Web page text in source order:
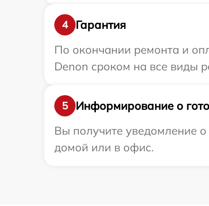
4
Гарантия
По окончании ремонта и
Denon сроком на все виды
5
Информирование о
Вы получите уведомление
домой или в офис.